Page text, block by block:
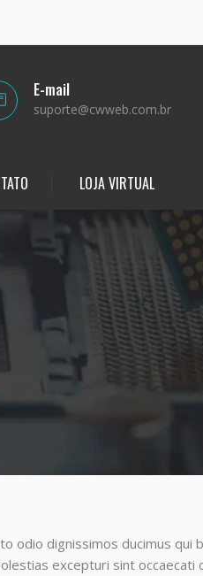
E-mail
suporte@cwweb.com.br
LOJA VIRTUAL
odio dignissimos ducimus
excepturi sint occaecati